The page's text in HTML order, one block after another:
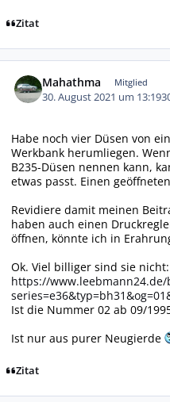
Zitat
Mahathma Mitglied
30. August 2021 um 13:19
Habe noch vier Düsen von
Werkbank herumliegen.
B235-Düsen nennen kann,
etwas passt. Einen
Revidiere damit meinen
haben auch einen
öffnen, könnte ich in
Ok. Viel billiger sind sie nicht:
https://
Ist die Nummer 02 ab 09/
Ist nur aus purer Neugierde
Zitat